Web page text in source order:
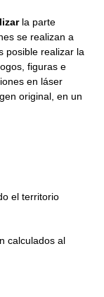
la parte
se realizan a
posible realizar la
figuras e
en láser
original, en un
el territorio
calculados al